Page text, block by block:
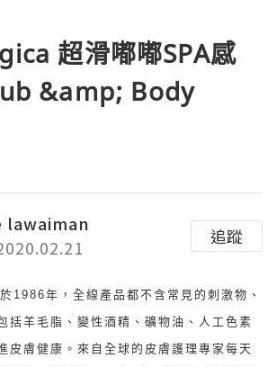
超滑嘟嘟SPA感
&amp; Body
lawaiman
追蹤
1986年，全線產品都不含 常見的刺激物 、
括羊毛脂、變性酒精、礦物油、人工色素
皮膚健康。 來自全球的皮膚護理專家每天